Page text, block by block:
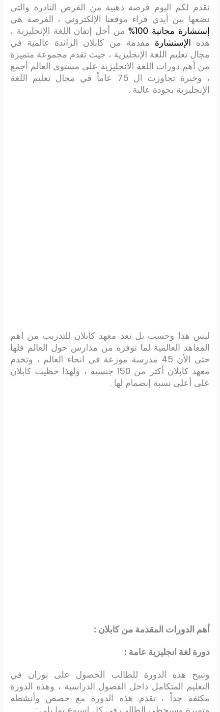
نقدم لكم اليوم فرصة ذهبية من الفرص النادرة والتي
نضعها بين أيدي قراء موقعنا الإلكتروني ، الفرصة هي
إستشارة مجانية 100%
من أجل إتقان اللغة الإنجليزية ،
هذه الإستشارة مقدمة من كابلان الرائدة عالمية في
مجال تعليم اللغة الإنجليزية ، حيث تقدم مجموعة متميزة
من أهم دورات اللغة الانجليزية على مستوى العالم أجمع
، وخبرة تجاوزت ال 75 عاماً في مجال تعليم اللغة
الإنجليزية بجودة عالية .
ليس هذا وحسب بل تعد معهد كابلان للتدريب من اهم
المعاهد العالمية لما توفره من مدارس حول العالم فلها
حتى الأن 45 مدرسة موزعة في انحاء العالم ، وتخدم
معهد كابلان أكثر من 150 جنسية ، ولهذا حظيت كابلان
على أعلى نسبة إنضمام لها .
أهم الدورات المقدمة من كابلان :
دورة لغة انجليزية عامة :
وتتيح هذه الدورة للطالب الحصول على توزان في
التعليم المتكامل داخل الفصول الدراسية ، وهذه الدورة
مكثفة جداً ، تقدم هذه الدورة مع حصص وأنشطة